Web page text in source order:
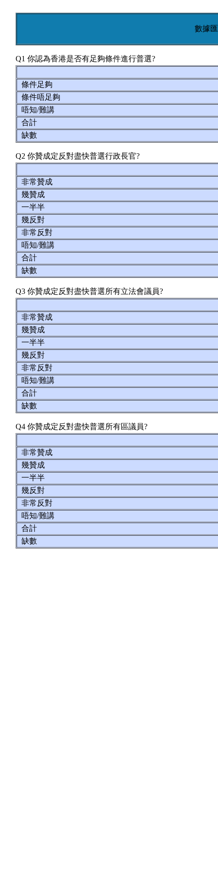
數據
Q1 你認為香港是否有足夠條件進行普選?
條件足夠
條件唔足夠
唔知/難講
合計
缺數
Q2 你贊成定反對盡快普選行政長官?
非常贊成
幾贊成
一半半
幾反對
非常反對
唔知/難講
合計
缺數
Q3 你贊成定反對盡快普選所有立法會議員?
非常贊成
幾贊成
一半半
幾反對
非常反對
唔知/難講
合計
缺數
Q4 你贊成定反對盡快普選所有區議員?
非常贊成
幾贊成
一半半
幾反對
非常反對
唔知/難講
合計
缺數